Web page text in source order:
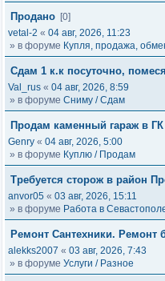
Продано [0]
vetal-2 « 04 авг, 2026, 11:23
» в форуме Купля, продажа,
Сдам 1 к.к посуточно,
Val_rus « 04 авг, 2026, 8:59
» в форуме Сниму / Сдам
Продам каменный гараж в
Genry « 04 авг, 2026, 5:00
» в форуме Куплю / Продам
Требуется сторож в район
anvor05 « 03 авг, 2026, 15:11
» в форуме Работа в
Ремонт Сантехники. Ремонт
alekks2007 « 03 авг, 2026, 7:43
» в форуме Услуги / Разное